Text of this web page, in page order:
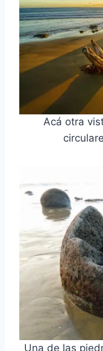
Acá otra
Una de las